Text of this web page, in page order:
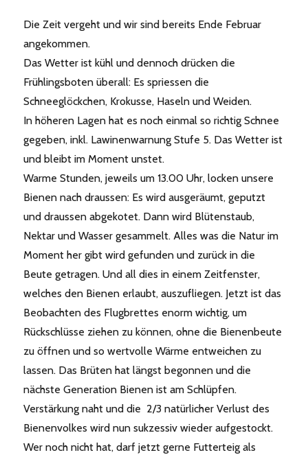
Die Zeit vergeht und wir sind bereits Ende Februar
angekommen.
Das Wetter ist kühl und dennoch drücken die
Frühlingsboten überall: Es spriessen die
Schneeglöckchen, Krokusse, Haseln und Weiden.
In höheren Lagen hat es noch einmal so richtig Schnee
gegeben, inkl. Lawinenwarnung Stufe 5. Das Wetter ist
und bleibt im Moment unstet.
Warme Stunden, jeweils um 13.00 Uhr, locken unsere
Bienen nach draussen: Es wird ausgeräumt, geputzt
und draussen abgekotet. Dann wird Blütenstaub,
Nektar und Wasser gesammelt. Alles was die Natur im
Moment her gibt wird gefunden und zurück in die
Beute getragen. Und all dies in einem Zeitfenster,
welches den Bienen erlaubt, auszufliegen. Jetzt ist das
Beobachten des Flugbrettes enorm wichtig, um
Rückschlüsse ziehen zu können, ohne die Bienenbeute
zu öffnen und so wertvolle Wärme entweichen zu
lassen. Das Brüten hat längst begonnen und die
nächste Generation Bienen ist am Schlüpfen.
Verstärkung naht und die 2/3 natürlicher Verlust des
Bienenvolkes wird nun sukzessiv wieder aufgestockt.
Wer noch nicht hat, darf jetzt gerne Futterteig als